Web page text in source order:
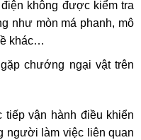
không được kiểm tra
như mòn má phanh, mô
khác…
chướng ngại vật trên
vận hành điều khiển
người làm việc liên quan